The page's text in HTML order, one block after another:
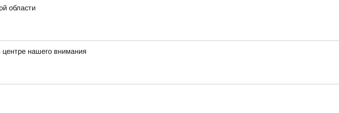
области
нашего внимания